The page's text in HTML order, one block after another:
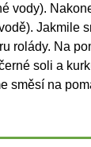
vody).
Jakmile
rolády. Na
soli a
směsí na